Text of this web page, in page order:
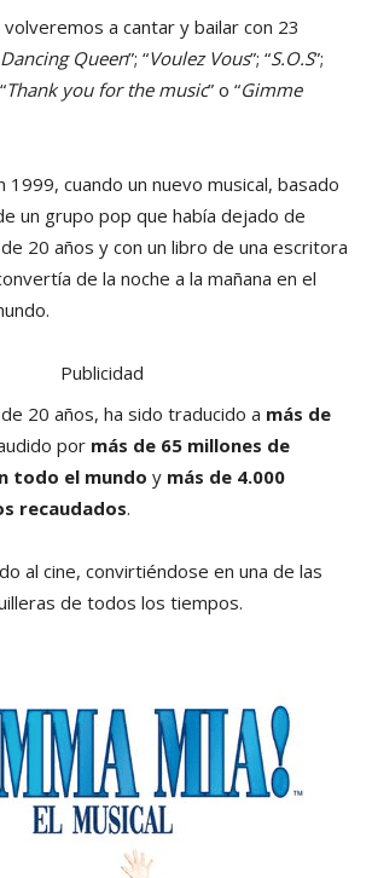
volveremos a cantar y bailar con 23
Dancing Queen”; “Voulez Vous”; “S.O.S”;
Thank you for the music” o “Gimme
1999, cuando un nuevo musical, basado
un grupo pop que había dejado de
20 años y con un libro de una escritora
de la noche a la mañana en el
Publicidad
20 años, ha sido traducido a más de
por más de 65 millones de
todo el mundo y más de 4.000
recaudados.
al cine, convirtiéndose en una de las
de todos los tiempos.